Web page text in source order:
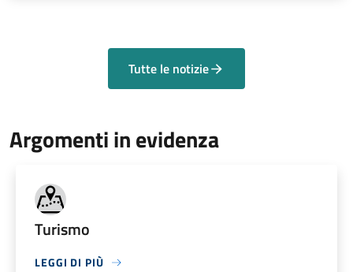
Tutte le notizie
Argomenti in evidenza
Turismo
LEGGI DI PIÙ